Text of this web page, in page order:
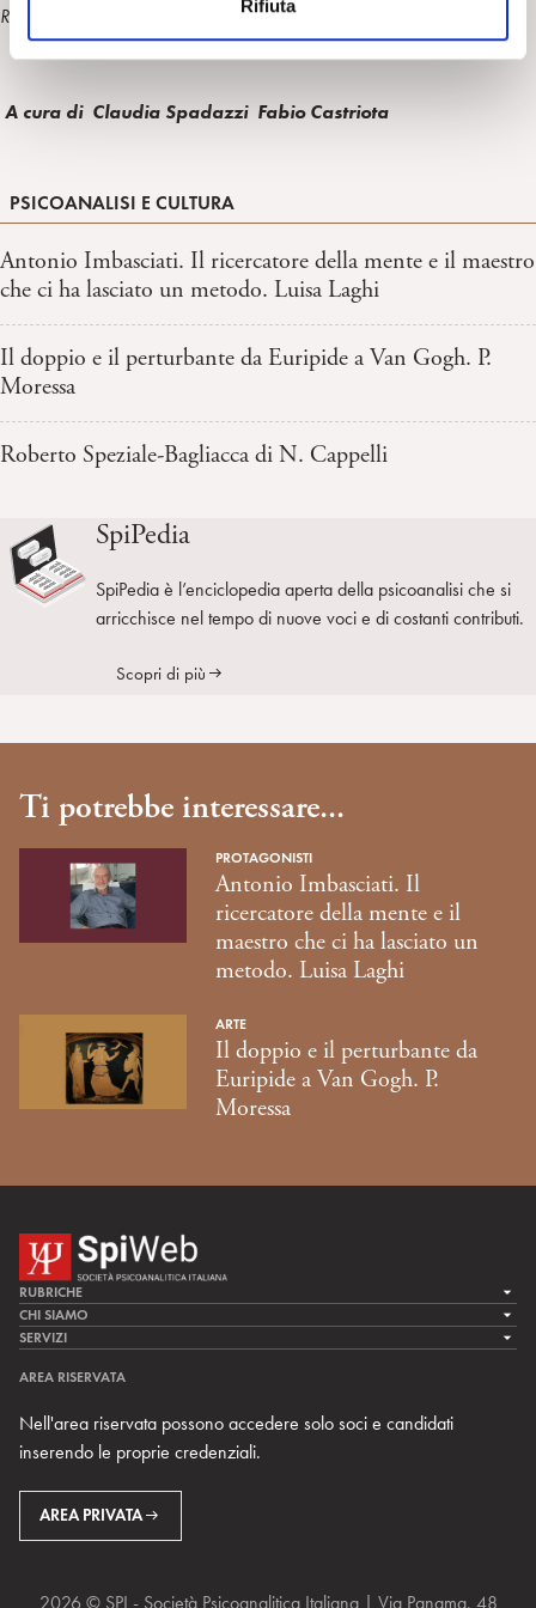
s
Rifiuta
Relatore : DrFrancesco Castellet y Ballara
A cura di Claudia Spadazzi Fabio Castriota
PSICOANALISI E CULTURA
Antonio Imbasciati. Il ricercatore della mente e il maestro
che ci ha lasciato un metodo. Luisa Laghi
Il doppio e il perturbante da Euripide a Van Gogh. P.
Moressa
Roberto Speziale-Bagliacca di N. Cappelli
SpiPedia
SpiPedia è l’enciclopedia aperta della psicoanalisi che si
arricchisce nel tempo di nuove voci e di costanti contributi.
Scopri di più
Ti potrebbe interessare...
PROTAGONISTI
Antonio Imbasciati. Il
ricercatore della mente e il
maestro che ci ha lasciato un
metodo. Luisa Laghi
ARTE
Il doppio e il perturbante da
Euripide a Van Gogh. P.
Moressa
RUBRICHE
LA CURA
LA RICERCA
MULTIMEDIA
CHI SIAMO
LA SPI
TEAM DI SPIWEB
CONTATTI
RIVISTE
SERVIZI
ARCHIVIO STORICO
AREA RISERVATA
Nell'area riservata possono accedere solo soci e candidati
inserendo le proprie credenziali.
AREA PRIVATA
2026 © SPI - Società Psicoanalitica Italiana | Via Panama, 48